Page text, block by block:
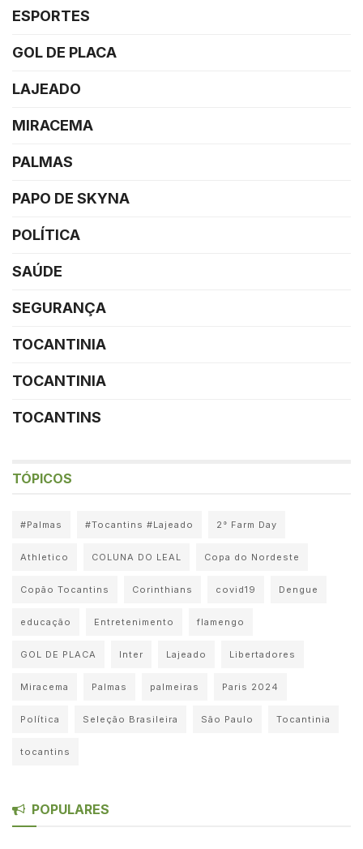
ESPORTES
GOL DE PLACA
LAJEADO
MIRACEMA
PALMAS
PAPO DE SKYNA
POLÍTICA
SAÚDE
SEGURANÇA
TOCANTINIA
TOCANTINIA
TOCANTINS
TÓPICOS
#Palmas #Tocantins #Lajeado 2° Farm Day
Athletico COLUNA DO LEAL Copa do Nordeste
Copão Tocantins Corinthians covid19 Dengue
educação Entretenimento flamengo
GOL DE PLACA Inter Lajeado Libertadores
Miracema Palmas palmeiras Paris 2024
Política Seleção Brasileira São Paulo Tocantinia
tocantins
POPULARES